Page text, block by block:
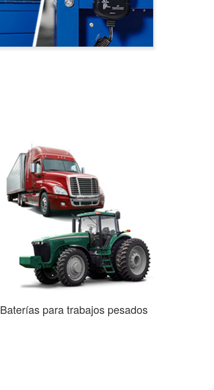
Baterías para trabajos pesados